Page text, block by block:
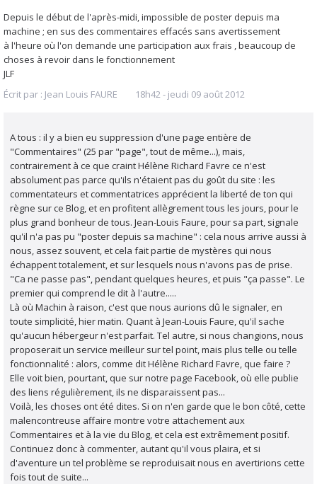
Depuis le début de l'après-midi, impossible de poster depuis ma
machine ; en sus des commentaires effacés sans avertissement
à l'heure où l'on demande une participation aux frais , beaucoup de
choses à revoir dans le fonctionnement
JLF
Écrit par : Jean Louis FAURE 18h42- jeudi 09 août 2012
A tous : il y a bien eu suppression d'une page entière de
"Commentaires" (25 par "page", tout de même...), mais,
contrairement à ce que craint Hélène Richard Favre ce n'est
absolument pas parce qu'ils n'étaient pas du goût du site : les
commentateurs et commentatrices apprécient la liberté de ton qui
règne sur ce Blog, et en profitent allègrement tous les jours, pour le
plus grand bonheur de tous. Jean-Louis Faure, pour sa part, signale
qu'il n'a pas pu "poster depuis sa machine" : cela nous arrive aussi à
nous, assez souvent, et cela fait partie de mystères qui nous
échappent totalement, et sur lesquels nous n'avons pas de prise.
"Ca ne passe pas", pendant quelques heures, et puis "ça passe". Le
premier qui comprend le dit à l'autre.....
Là où Machin à raison, c'est que nous aurions dû le signaler, en
toute simplicité, hier matin. Quant à Jean-Louis Faure, qu'il sache
qu'aucun hébergeur n'est parfait. Tel autre, si nous changions, nous
proposerait un service meilleur sur tel point, mais plus telle ou telle
fonctionnalité : alors, comme dit Hélène Richard Favre, que faire ?
Elle voit bien, pourtant, que sur notre page Facebook, où elle publie
des liens régulièrement, ils ne disparaissent pas...
Voilà, les choses ont été dites. Si on n'en garde que le bon côté, cette
malencontreuse affaire montre votre attachement aux
Commentaires et à la vie du Blog, et cela est extrêmement positif.
Continuez donc à commenter, autant qu'il vous plaira, et si
d'aventure un tel problème se reproduisait nous en avertirions cette
fois tout de suite...